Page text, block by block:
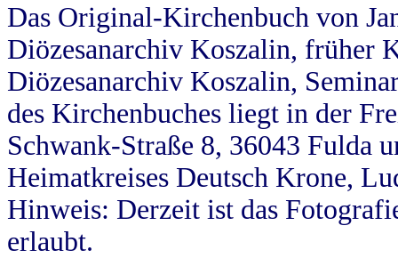
Das Original-Kirchenbuch von
Diözesanarchiv Koszalin, früher
Diözesanarchiv Koszalin,
des Kirchenbuches liegt in der
Schwank-Straße 8, 36043 Fulda
Heimatkreises Deutsch Krone,
Hinweis: Derzeit ist das
erlaubt.